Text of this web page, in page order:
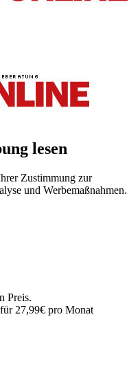
lesen
Zustimmung zur
und Werbemaßnahmen.
Preis.
27,99€ pro Monat